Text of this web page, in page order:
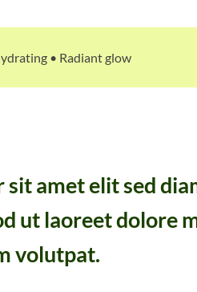
• Radiant glow
sit amet elit sed
ut laoreet dolore
volutpat.